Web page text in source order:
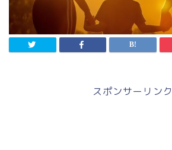
スポンサーリンク